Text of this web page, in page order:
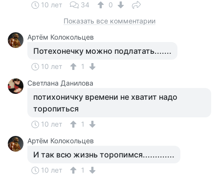
10 лет 34
0
Показать все комментарии
Артём Колокольцев
Потехонечку можно подлатать.......
10 лет
1
Светлана Данилова
потихоничку времени не хватит надо
торопиться
10 лет
1
Артём Колокольцев
И так всю жизнь торопимся.............
10 лет
1